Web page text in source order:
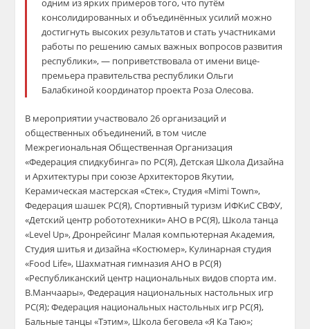
одним из ярких примеров того, что путём
консолидированных и объединённых усилий можно
достигнуть высоких результатов и стать участниками
работы по решению самых важных вопросов развития
республики», — поприветствовала от имени вице-
премьера правительства республики Ольги
Балабкиной координатор проекта Роза Олесова.
В мероприятии участвовало 26 организаций и
общественных объединений, в том числе
Межрегиональная Общественная Организация
«Федерация спидкубинга» по РС(Я), Детская Школа Дизайна
и Архитектуры при союзе Архитекторов Якутии,
Керамическая мастерская «Стек», Студия «Mimi Town»,
Федерация шашек РС(Я), Спортивный туризм ИФКиС СВФУ,
«Детский центр робототехники» АНО в РС(Я), Школа танца
«Level Up», Дронрейсинг Малая компьютерная Академия,
Студия шитья и дизайна «Костюмер», Кулинарная студия
«Food Life», Шахматная гимназия АНО в РС(Я)
«Республиканский центр национальных видов спорта им.
В.Манчаары», Федерация национальных настольных игр
РС(Я); Федерация национальных настольных игр РС(Я),
Бальные танцы «Тэтим», Школа беговела «Я Ка Таю»;